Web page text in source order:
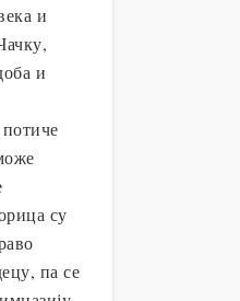
и
и
су
па се